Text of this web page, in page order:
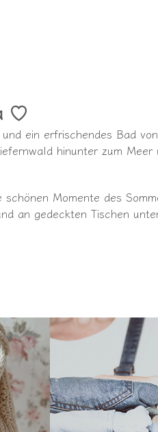
♡
ein erfrischendes Bad
hinunter zum
Momente des
an gedeckten Tischen